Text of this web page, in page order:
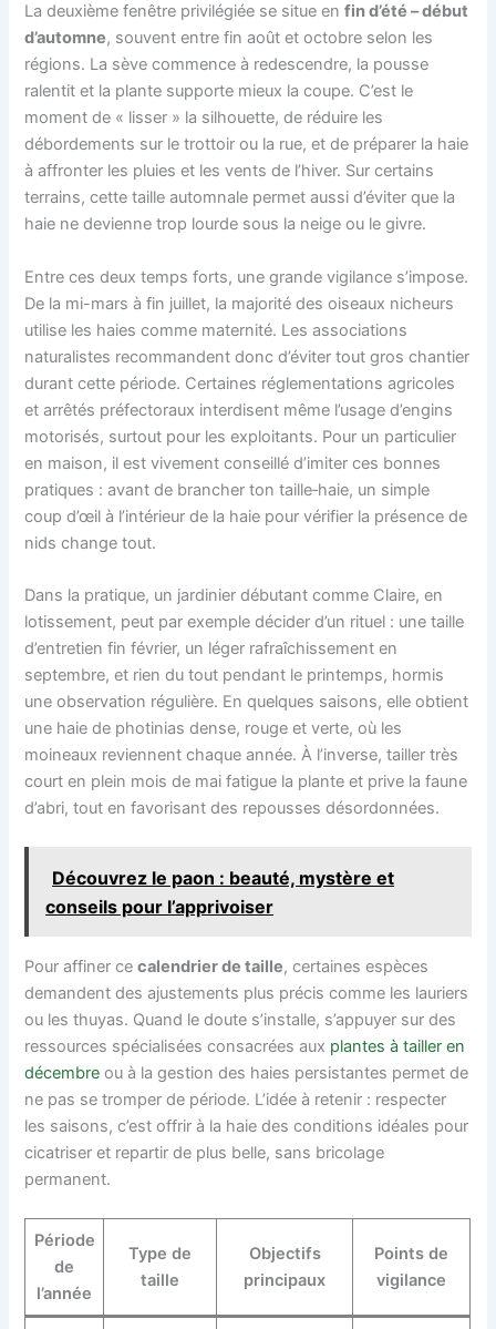
La deuxième fenêtre privilégiée se situe enfin d’été – début
d’automne, souvent entre fin août et octobre selon les
régions. La sève commence à redescendre, la pousse
ralentit et la plante supporte mieux la coupe. C’est le
moment de « lisser » la silhouette, de réduire les
débordements sur le trottoir ou la rue, et de préparer la haie
à affronter les pluies et les vents de l’hiver. Sur certains
terrains, cette taille automnale permet aussi d’éviter que la
haie ne devienne trop lourde sous la neige ou le givre.
Entre ces deux temps forts, une grande vigilance s’impose.
De la mi-mars à fin juillet, la majorité des oiseaux nicheurs
utilise les haies comme maternité. Les associations
naturalistes recommandent donc d’éviter tout gros chantier
durant cette période. Certaines réglementations agricoles
et arrêtés préfectoraux interdisent même l’usage d’engins
motorisés, surtout pour les exploitants. Pour un particulier
en maison, il est vivement conseillé d’imiter ces bonnes
pratiques : avant de brancher ton taille‑haie, un simple
coup d’œil à l’intérieur de la haie pour vérifier la présence de
nids change tout.
Dans la pratique, un jardinier débutant comme Claire, en
lotissement, peut par exemple décider d’un rituel : une taille
d’entretien fin février, un léger rafraîchissement en
septembre, et rien du tout pendant le printemps, hormis
une observation régulière. En quelques saisons, elle obtient
une haie de photinias dense, rouge et verte, où les
moineaux reviennent chaque année. À l’inverse, tailler très
court en plein mois de mai fatigue la plante et prive la faune
d’abri, tout en favorisant des repousses désordonnées.
Découvrez le paon : beauté, mystère et
conseils pour l’apprivoiser
Pour affiner cecalendrier de taille, certaines espèces
demandent des ajustements plus précis comme les lauriers
ou les thuyas. Quand le doute s’installe, s’appuyer sur des
ressources spécialisées consacrées aux plantes à tailler en
décembre ou à la gestion des haies persistantes permet de
ne pas se tromper de période. L’idée à retenir : respecter
les saisons, c’est offrir à la haie des conditions idéales pour
cicatriser et repartir de plus belle, sans bricolage
permanent.
Période
de
l’année
Type de
taille
Objectifs
principaux
Points de
vigilance